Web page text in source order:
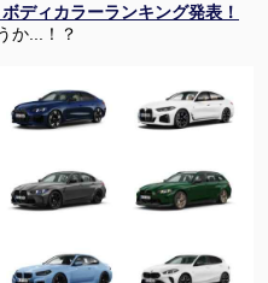
ディカラーランキング発表！
か...！？